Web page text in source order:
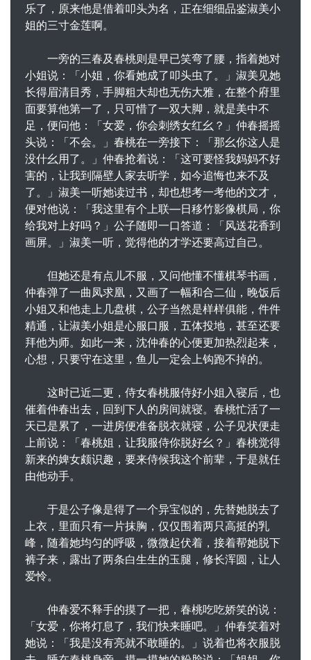
乐了，原来他是借着叩头为名，正在细细品鉴淑美小
姐的三寸金莲啊。
一旁的三春及春桃则是早已笑弯了腰，指着她对
小姐说：「小姐，你看她成了叩头虫了。」淑美见她
长得眉清目秀，手脚粗大却也无伤大雅，在整个府里
面要算他第一了，只可惜了一双大脚，就是美中不
足，便问他：「女爱，你会刺绣女红幺？」仲春摇摇
头说：「不会。」春桃在一旁接下：「那幺你这人是
没什幺用了。」仲春抢着说：「这可要怪我妈妈不好
害的，让我到隔壁人家去听学，如今追悔也来不及
了。」淑美一听她读过书，却也想考一考他的文才，
便对他说：「我这里有个上联—日移竹影像棋局，你
给我对上好吗？」公子随即一口答道：「风送花香到
画屏。」淑美一听，觉得他的才学还要高过自己。
但她还是有点儿不服，又问他懂不懂棋琴书画，
仲春弹了一曲凤求凰，又画了一幅和合二仙，晚饭后
小姐又和他走上几盘棋，公子当然是样样俱能，件件
精通，让淑美小姐是心服口服，五体投地，甚至还要
拜他为师。如此一来，沈仲春的心便更加热烈起来，
心想，只要守在这里，鱼儿一定会上钩跑不掉的。
这时已近二更，侍女春桃服侍好小姐入寝后，也
催着仲春出去，回到下人的房间就寝。春桃忙活了一
天已是累了，一进房便准备脱衣就寝，公子见状便走
上前说：「春桃姐，让我服侍你脱好幺？」春桃觉得
新来的婢女颇识趣，要来侍候我这个前辈，于是就任
由他动手。
于是公子像是得了一个异宝似的，先替她脱去了
上衣，里面只有一片抹胸，仅仅围着两只高挺的乳
峰，随着她均匀的呼吸，微微起伏着，接着帮她脱下
裤子来，露出了两条白生生的玉腿，修长浑圆，让人
爱怜。
仲春爱不释手的摸了一把，春桃吃吃娇笑的说：
「女爱，你将灯息了，我们快来睡吧。」仲春笑着对
她说：「我是没有亮就不敢睡的。」说着也将衣服脱